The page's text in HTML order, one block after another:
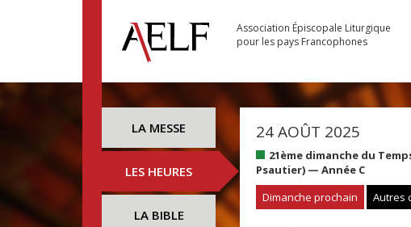
Association Épiscopale Liturgique
pour les pays Francophones
LA MESSE
LES HEURES
LA BIBLE
24 AOÛT 2025
21ème dimanche du
Psautier) — Année C
Dimanche prochain
Autres